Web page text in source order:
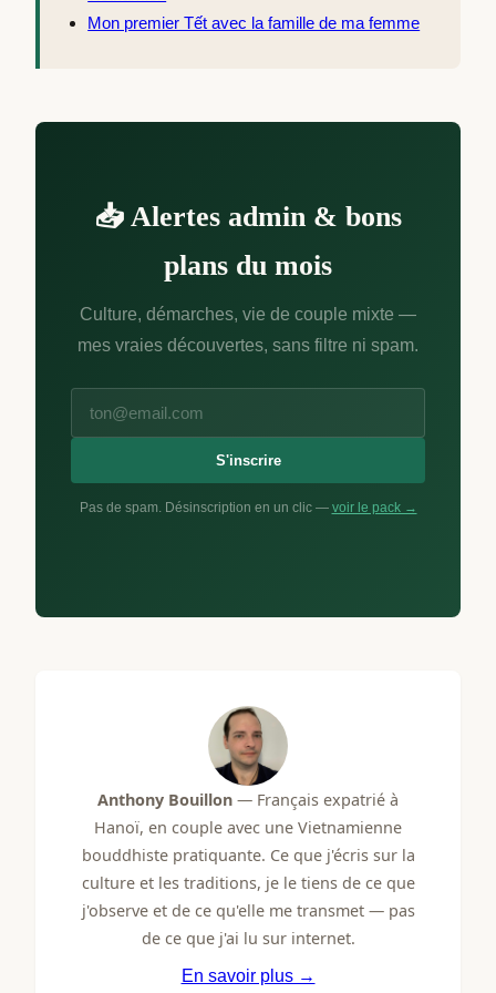
Mon premier Tết avec la famille de ma femme
📥 Alertes admin & bons
plans du mois
Culture, démarches, vie de couple mixte —
mes vraies découvertes, sans filtre ni spam.
S'inscrire
Pas de spam. Désinscription en un clic — voir le pack →
Anthony Bouillon — Français expatrié à
Hanoï, en couple avec une Vietnamienne
bouddhiste pratiquante. Ce que j'écris sur la
culture et les traditions, je le tiens de ce que
j'observe et de ce qu'elle me transmet — pas
de ce que j'ai lu sur internet.
En savoir plus →